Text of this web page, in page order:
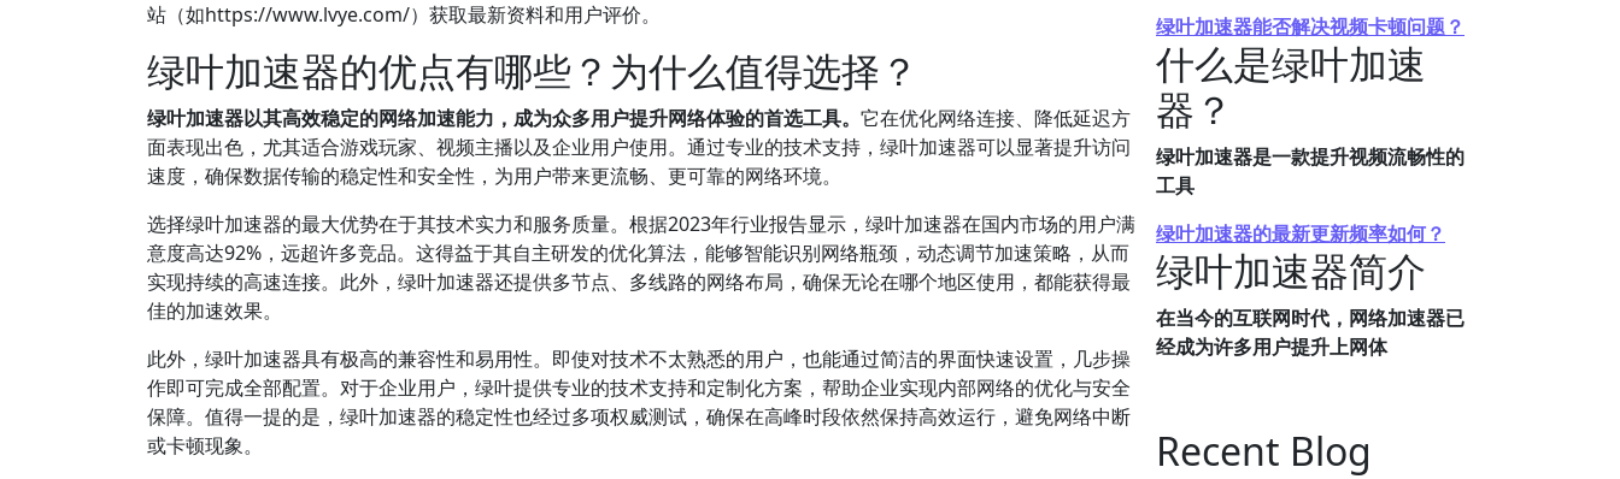
站（如https://www.lvye.com/）获取最新资料和用户评价。
绿叶加速器的优点有哪些？为什么值得选择？
绿叶加速器以其高效稳定的网络加速能力，成为众多用户提升网络体验的首选工具。 它在优化网络连接、降低延迟方
面表现出色，尤其适合游戏玩家、视频主播以及企业用户使用。通过专业的技术支持，绿叶加速器可以显著提升访问
速度，确保数据传输的稳定性和安全性，为用户带来更流畅、更可靠的网络环境。
选择绿叶加速器的最大优势在于其技术实力和服务质量。根据2023年行业报告显示，绿叶加速器在国内市场的用户满
意度高达92%，远超许多竞品。这得益于其自主研发的优化算法，能够智能识别网络瓶颈，动态调节加速策略，从而
实现持续的高速连接。此外，绿叶加速器还提供多节点、多线路的网络布局，确保无论在哪个地区使用，都能获得最
佳的加速效果。
此外，绿叶加速器具有极高的兼容性和易用性。即使对技术不太熟悉的用户，也能通过简洁的界面快速设置，几步操
作即可完成全部配置。对于企业用户，绿叶提供专业的技术支持和定制化方案，帮助企业实现内部网络的优化与安全
保障。值得一提的是，绿叶加速器的稳定性也经过多项权威测试，确保在高峰时段依然保持高效运行，避免网络中断
或卡顿现象。
绿叶加速器能否解决视频卡顿问题？
什么是绿叶加速
器？
绿叶加速器是一款提升视频流畅性的
工具
绿叶加速器的最新更新频率如何？
绿叶加速器简介
在当今的互联网时代，网络加速器已
经成为许多用户提升上网体
Recent Blog